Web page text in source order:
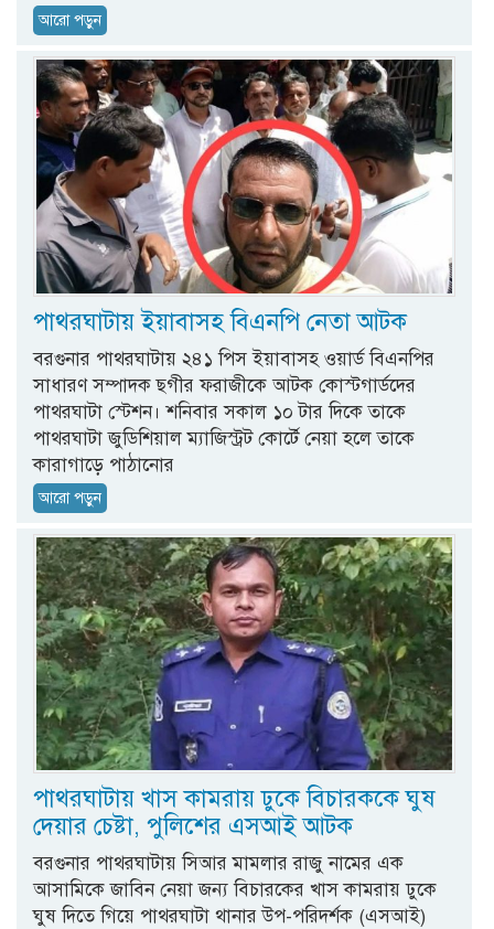
আরো পড়ুন
পাথরঘাটায় ইয়াবাসহ বিএনপি নেতা আটক
বরগুনার পাথরঘাটায় ২৪১ পিস ইয়াবাসহ ওয়ার্ড বিএনপির
সাধারণ সম্পাদক ছগীর ফরাজীকে আটক কোস্টগার্ডদের
পাথরঘাটা স্টেশন। শনিবার সকাল ১০ টার দিকে তাকে
পাথরঘাটা জুডিশিয়াল ম্যাজিস্ট্রট কোর্টে নেয়া হলে তাকে
কারাগাড়ে পাঠানোর
আরো পড়ুন
পাথরঘাটায় খাস কামরায় ঢুকে বিচারককে ঘুষ
দেয়ার চেষ্টা, পুলিশের এসআই আটক
বরগুনার পাথরঘাটায় সিআর মামলার রাজু নামের এক
আসামিকে জাবিন নেয়া জন্য বিচারকের খাস কামরায় ঢুকে
ঘুষ দিতে গিয়ে পাথরঘাটা থানার উপ-পরিদর্শক (এসআই)